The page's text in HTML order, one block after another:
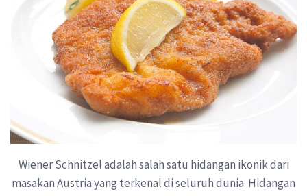
Wiener Schnitzel adalah salah satu hidangan ikonik dari
masakan Austria yang terkenal di seluruh dunia. Hidangan